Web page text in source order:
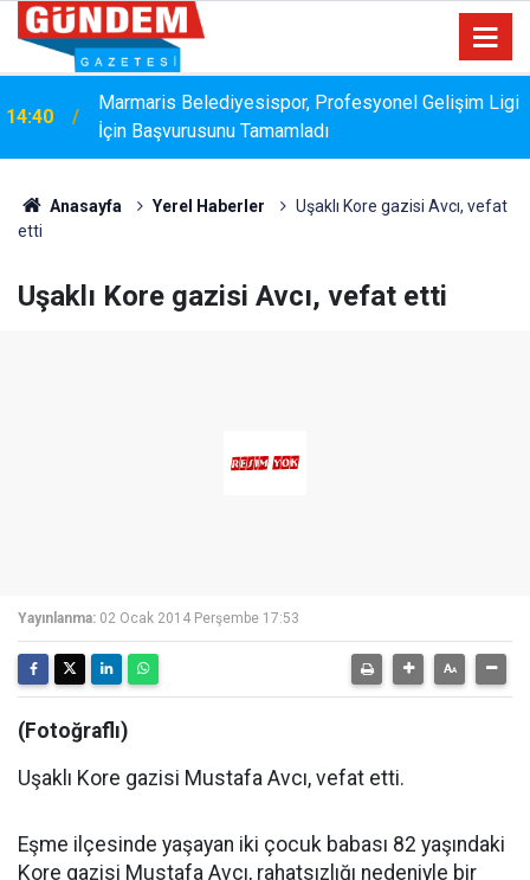
14:40
Marmaris Belediyesispor, Profesyonel Gelişim Ligi
İçin Başvurusunu Tamamladı
Anasayfa Yerel Haberler
Uşaklı Kore gazisi Avcı, vefat
etti
Uşaklı Kore gazisi Avcı, vefat etti
Yayınlanma: 02 Ocak 2014 Perşembe 17:53
(Fotoğraflı)
Uşaklı Kore gazisi Mustafa Avcı, vefat etti.
Eşme ilçesinde yaşayan iki çocuk babası 82 yaşındaki
Kore gazisi Mustafa Avcı, rahatsızlığı nedeniyle bir